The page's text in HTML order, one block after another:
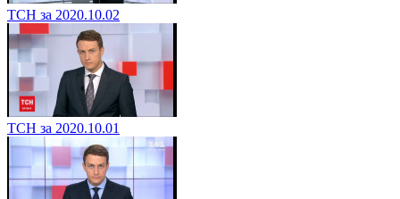
ТСН за 2020.10.02
ТСН за 2020.10.01